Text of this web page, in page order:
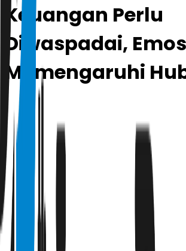
Keuangan Perlu
Diwaspadai,
Memengaruhi